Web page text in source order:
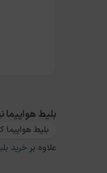
بلیط هواپیما
بلیط
علاوه بر خرید